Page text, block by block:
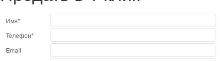
Имя*
Телефон*
Email